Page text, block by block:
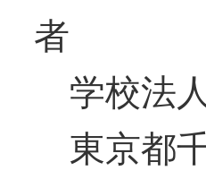
者
学校法
東京都